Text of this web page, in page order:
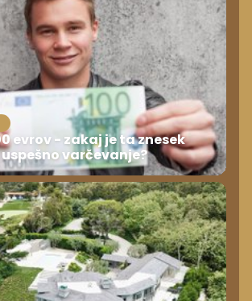
evrov - zakaj je ta znesek
varčevanje?